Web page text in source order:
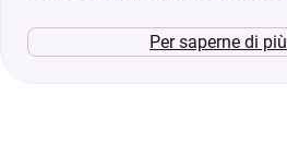
Per saperne di più